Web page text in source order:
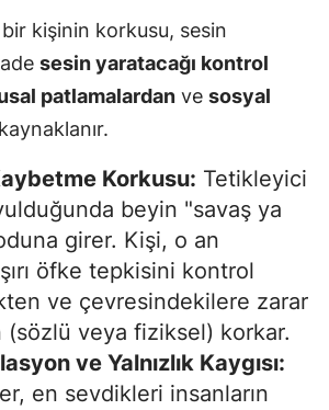
kişinin korkusu, sesin
sesin yaratacağı kontrol
patlamalardan ve sosyal
kaynaklanır.
Korkusu: Tetikleyici
beyin "savaş ya
girer. Kişi, o an
öfke tepkisini kontrol
ve çevresindekilere zarar
(sözlü veya fiziksel) korkar.
ve Yalnızlık Kaygısı:
en sevdikleri insanların